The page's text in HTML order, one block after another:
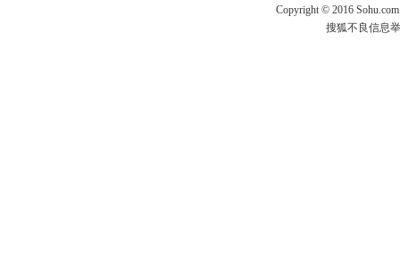
Copyright © 2016
搜狐不良信息